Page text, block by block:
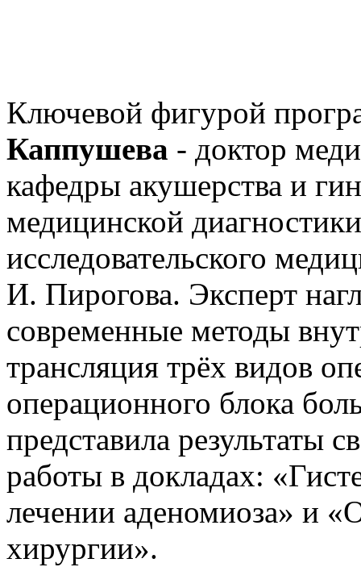
Ключевой фигурой
Каппушева - доктор
кафедры акушерства и
медицинской
исследовательского
И. Пирогова. Эксперт
современные методы
трансляция трёх видов
операционного блока
представила результаты
работы в докладах:
лечении аденомиоза» и
хирургии».